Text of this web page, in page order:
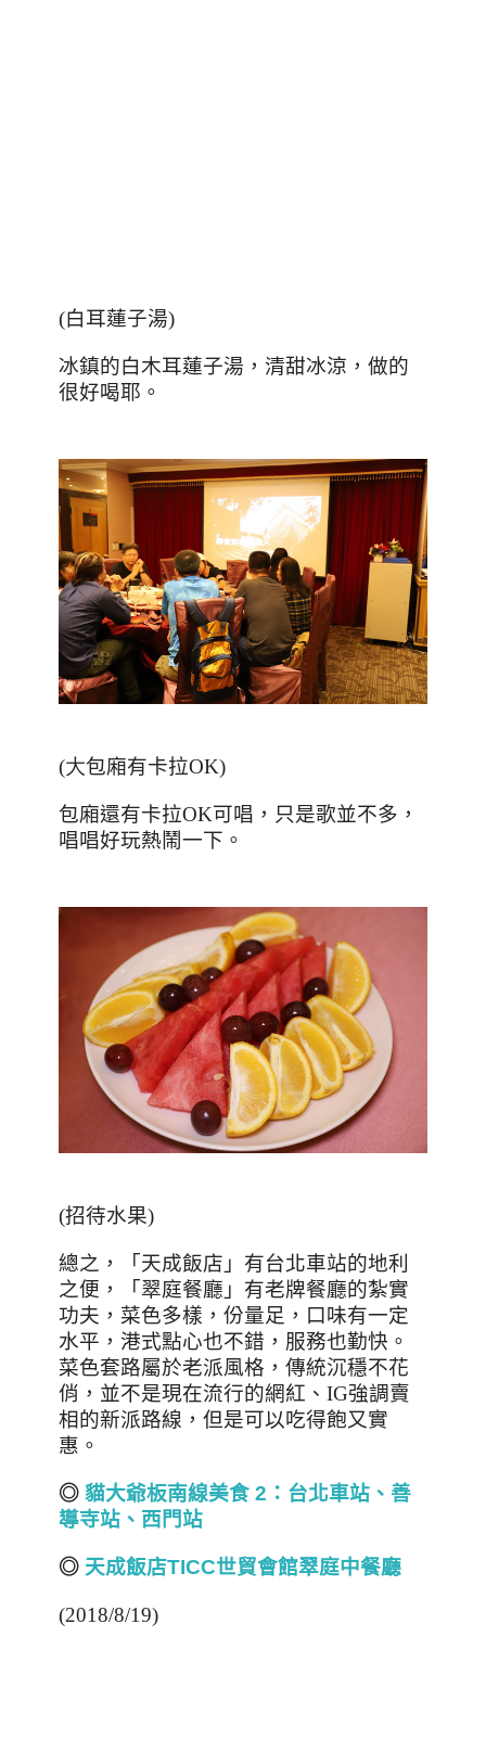
(白耳蓮子湯)
冰鎮的白木耳蓮子湯，清甜冰涼，做的
很好喝耶。
(大包廂有卡拉OK)
包廂還有卡拉OK可唱，只是歌並不多，
唱唱好玩熱鬧一下。
(招待水果)
總之，「天成飯店」有台北車站的地利
之便，「翠庭餐廳」有老牌餐廳的紮實
功夫，菜色多樣，份量足，口味有一定
水平，港式點心也不錯，服務也勤快。
菜色套路屬於老派風格，傳統沉穩不花
俏，並不是現在流行的網紅、 IG強調賣
相的新派路線，但是可以吃得飽又實
惠。
◎ 貓大爺板南線美食 2 ：台北車站、善
導寺站、西門站
◎ 天成飯店TICC世貿會館翠庭中餐廳
(2018/8/19)